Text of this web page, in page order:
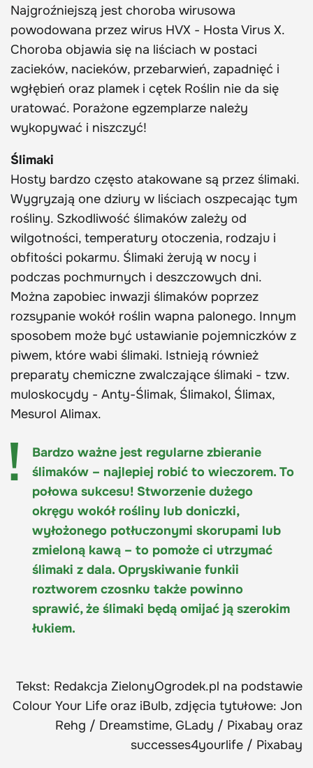
Najgroźniejszą jest choroba wirusowa
powodowana przez wirus HVX - Hosta Virus X.
Choroba objawia się na liściach w postaci
zacieków, nacieków, przebarwień, zapadnięć i
wgłębień oraz plamek i cętek Roślin nie da się
uratować. Porażone egzemplarze należy
wykopywać i niszczyć!
Ślimaki
Hosty bardzo często atakowane są przez ślimaki.
Wygryzają one dziury w liściach oszpecając tym
rośliny. Szkodliwość ślimaków zależy od
wilgotności, temperatury otoczenia, rodzaju i
obfitości pokarmu. Ślimaki żerują w nocy i
podczas pochmurnych i deszczowych dni.
Można zapobiec inwazji ślimaków poprzez
rozsypanie wokół roślin wapna palonego. Innym
sposobem może być ustawianie pojemniczków z
piwem, które wabi ślimaki. Istnieją również
preparaty chemiczne zwalczające ślimaki - tzw.
muloskocydy - Anty-Ślimak, Ślimakol, Ślimax,
Mesurol Alimax.
Bardzo ważne jest regularne zbieranie
ślimaków – najlepiej robić to wieczorem. To
połowa sukcesu! Stworzenie dużego
okręgu wokół rośliny lub doniczki,
wyłożonego potłuczonymi skorupami lub
zmieloną kawą – to pomoże ci utrzymać
ślimaki z dala. Opryskiwanie funkii
roztworem czosnku także powinno
sprawić, że ślimaki będą omijać ją szerokim
łukiem.
Tekst: Redakcja ZielonyOgrodek.pl na podstawie
Colour Your Life oraz iBulb, zdjęcia tytułowe: Jon
Rehg / Dreamstime, GLady / Pixabay oraz
successes4yourlife / Pixabay